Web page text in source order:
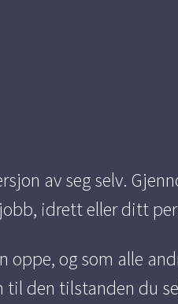
av seg selv.
idrett eller ditt
oppe, og som alle
den tilstanden du